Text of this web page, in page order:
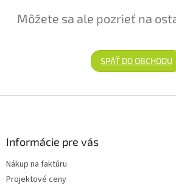
Môžete sa ale pozrieť na
SPÄŤ DO OBCHODU
Informácie pre vás
Nákup na faktúru
Projektové ceny